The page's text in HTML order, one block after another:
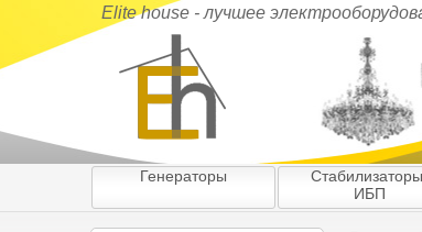
Elite house - лучшее
Генераторы
Стабилизаторы,
ИБП